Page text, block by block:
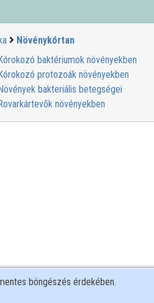
Növénykórtan
baktériumok növényekben
protozoák növényekben
bakteriális betegségei
növényekben
böngészés érdekében.